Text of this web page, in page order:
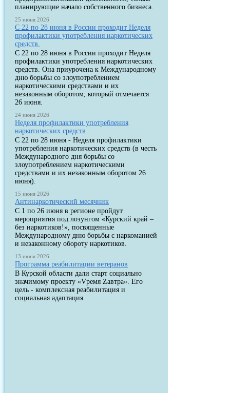
планирующие начало собственного бизнеса.
25 июня 2026
С 22 по 28 июня в России проходит Неделя
профилактики употребления наркотических
средств.
С 22 по 28 июня в России проходит Неделя
профилактики употребления наркотических
средств. Она приурочена к Международному
дню борьбы со злоупотреблением
наркотическими средствами и их
незаконным оборотом, который отмечается
26 июня.
24 июня 2026
Неделя профилактики употребления
наркотических средств
С 22 по 28 июня - Неделя профилактики
употребления наркотических средств (в честь
Международного дня борьбы со
злоупотреблением наркотическими
средствами и их незаконным оборотом 26
июня).
15 июня 2026
Антинаркотический месячник
С 1 по 26 июня в регионе пройдут
мероприятия под лозунгом «Курский край –
без наркотиков!», посвященные
Международному дню борьбы с наркоманией
и незаконному обороту наркотиков.
13 июня 2026
Программа реабилитации ветеранов
В Курской области дали старт социально
значимому проекту «Vремя Zавтра». Его
цель - комплексная реабилитация и
социальная адаптация.